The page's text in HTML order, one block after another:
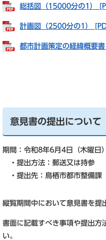
総括図（15000分の1）
計画図（2500分の1）
都市計画策定の経緯概要
意見書の提出について
期間：令和8年6月4日（木曜日
・提出方法：郵送又は持参
・提出先：鳥栖市都市整備課
縦覧期間中において意見書を提
書面に記載すべき事項や提出方
い。